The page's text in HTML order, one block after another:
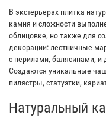
В экстерьерах плитка
камня и сложности
облицовке, но также для
декорации: лестничные
с перилами, балясинами, и
Создаются уникальные
пилястры, статуэтки,
Натуральный